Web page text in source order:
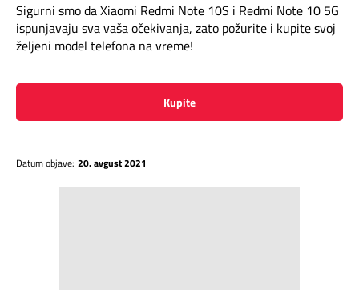
Sigurni smo da Xiaomi Redmi Note 10S i Redmi Note 10 5G
ispunjavaju sva vaša očekivanja, zato požurite i kupite svoj
željeni model telefona na vreme!
Kupite
Datum objave: 20. avgust 2021